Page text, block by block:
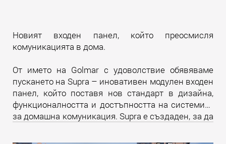
Новият входен панел, който преосмисля
комуникацията в дома.
От името на Golmar с удоволствие обявяваме
пускането на Supra – иновативен модулен входен
панел, който поставя нов стандарт в дизайна,
функционалността и достъпността на системите
за домашна комуникация. Supra е създаден, за да